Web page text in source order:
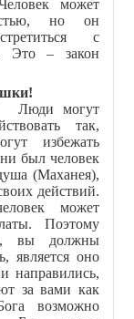
может
но он
с
Это – закон
могут
так,
избежать
был человек
(Маханея),
действий.
может
Поэтому
вы должны
является оно
направились,
за вами как
возможно